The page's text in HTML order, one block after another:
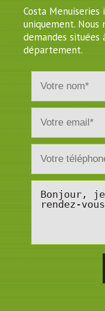
Costa
uniquement. Nous
demandes
département.